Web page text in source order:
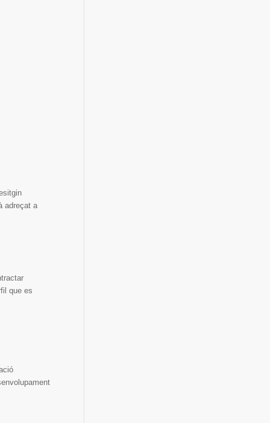
adreçat a
que es